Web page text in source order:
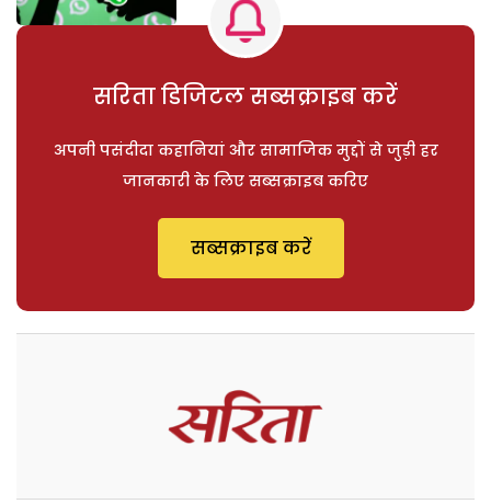
सरिता डिजिटल सब्सक्राइब करें
अपनी पसंदीदा कहानियां और सामाजिक मुद्दों से जुड़ी हर
जानकारी के लिए सब्सक्राइब करिए
सब्सक्राइब करें